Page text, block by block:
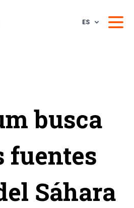
ES
busca
fuentes
Sáhara